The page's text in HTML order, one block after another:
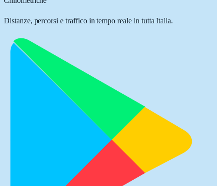
Distanze, percorsi e traffico in tempo reale in tutta Italia.